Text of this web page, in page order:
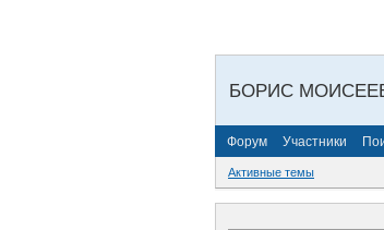
БОРИС МОИСЕЕВ
Форум Участники
Активные темы